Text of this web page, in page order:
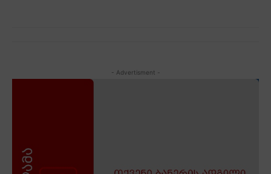
- Advertisment -